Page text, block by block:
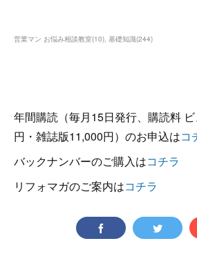
営業マン お悩み相談教室(10) 基礎知識(244)
年間購読（毎月15日発行、購読料
円・雑誌版11,000円）のお申込はコ
バックナンバーのご購入はコチラ
リフォマガのご案内はコチラ